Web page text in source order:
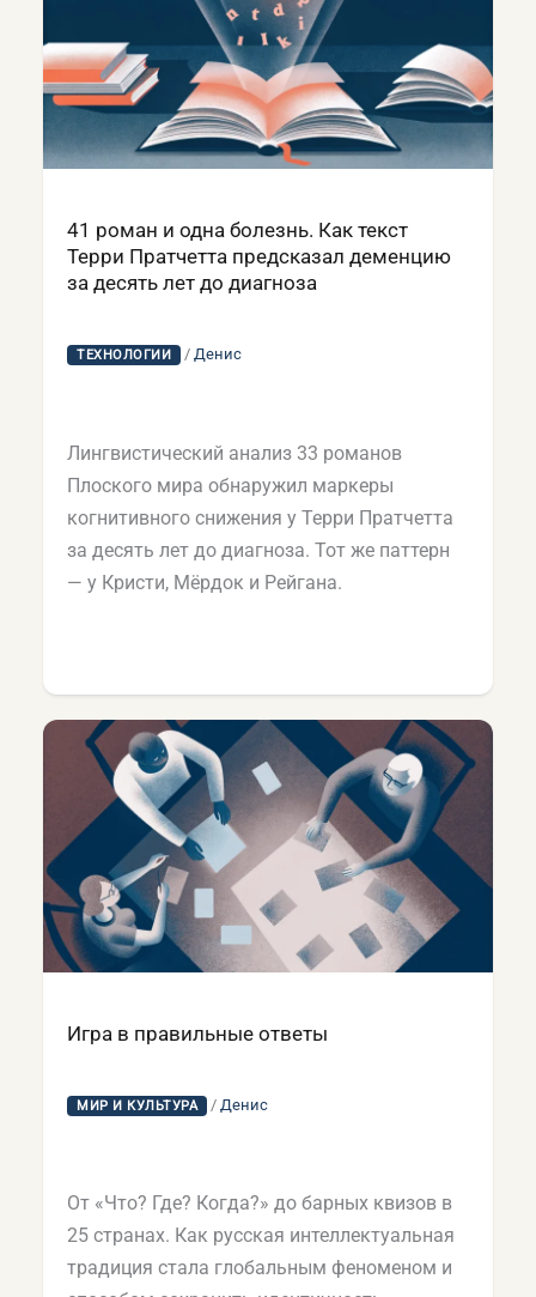
41 роман и одна болезнь. Как текст
Терри Пратчетта предсказал деменцию
за десять лет до диагноза
ТЕХНОЛОГИИ / Денис
Лингвистический анализ 33 романов
Плоского мира обнаружил маркеры
когнитивного снижения у Терри Пратчетта
за десять лет до диагноза. Тот же паттерн
— у Кристи, Мёрдок и Рейгана.
Игра в правильные ответы
МИР И КУЛЬТУРА / Денис
От «Что? Где? Когда?» до барных квизов в
25 странах. Как русская интеллектуальная
традиция стала глобальным феноменом и